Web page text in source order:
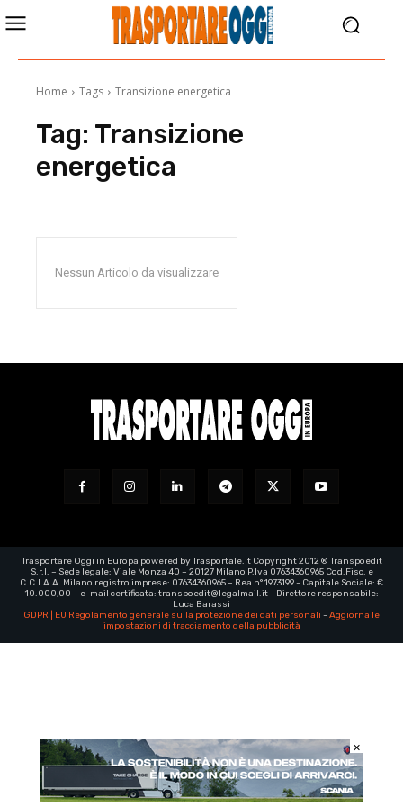
Home Tags Transizione energetica
Tag: Transizione
energetica
Nessun Articolo da visualizzare
Trasportare Oggi in Europa powered by Trasportale.it Copyright 2012 ® Transpoedit
S.r.l. – Sede legale: Viale Monza 40 – 20127 Milano P.Iva 07634360965 Cod.Fisc. e
C.C.I.A.A. Milano registro imprese: 07634360965 – Rea n° 1973199 - Capitale Sociale: €
10.000,00 – e-mail certificata: transpoedit@legalmail.it- Direttore responsabile:
Luca Barassi
GDPR | EU Regolamento generale sulla protezione dei dati personali - Aggiorna le
impostazioni di tracciamento della pubblicità
×